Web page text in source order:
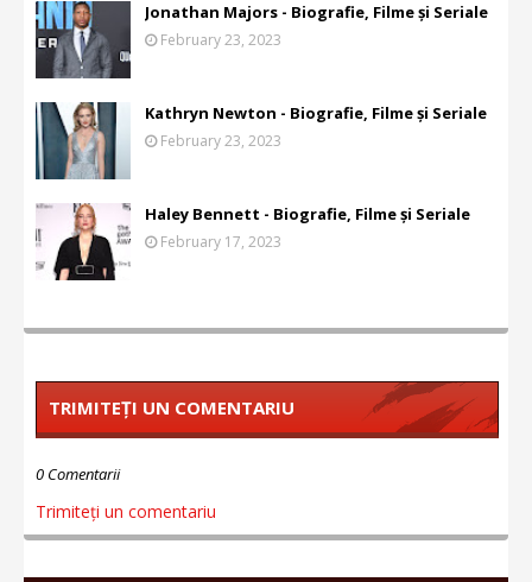
Jonathan Majors - Biografie, Filme și Seriale
February 23, 2023
Kathryn Newton - Biografie, Filme și Seriale
February 23, 2023
Haley Bennett - Biografie, Filme și Seriale
February 17, 2023
TRIMITEȚI UN COMENTARIU
0 Comentarii
Trimiteți un comentariu